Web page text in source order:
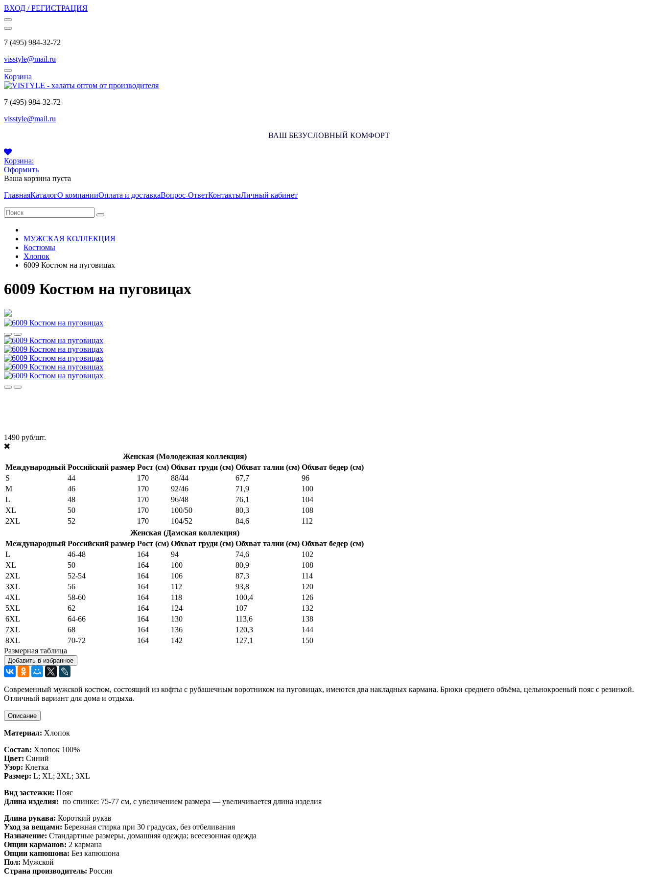
ВХОД / РЕГИСТРАЦИЯ
7 (495) 984-32-72
visstyle@mail.ru
Корзина
7 (495) 984-32-72
visstyle@mail.ru
ВАШ БЕЗУСЛОВНЫЙ КОМФОРТ
Корзина:
Оформить
Ваша корзина пуста
ГлавнаяКаталогО компанииОплата и доставкаВопрос-ОтветКонтактыЛичный кабинет
МУЖСКАЯ КОЛЛЕКЦИЯ
Костюмы
Хлопок
6009 Костюм на пуговицах
6009 Костюм на пуговицах
1490 руб/шт.
Женская (Молодежная коллекция)
Международный Российский размер Рост (см) Обхват груди (см) Обхват талии (см) Обхват бедер (см)
S
44 170 88/44 67,7
96
M
46 170 92/46 71,9
100
L
48 170 96/48 76,1
104
XL
50 170 100/50 80,3
108
2XL
52 170 104/52 84,6
112
Женская (Дамская коллекция)
Международный Российский размер Рост (см) Обхват груди (см) Обхват талии (см) Обхват бедер (см)
L
46-48 164 94 74,6
102
XL
50 164 100 80,9
108
2XL
52-54 164 106 87,3
114
3XL
56 164 112 93,8
120
4XL
58-60 164 118 100,4
126
5XL
62 164 124 107
132
6XL
64-66 164 130 113,6
138
7XL
68 164 136 120,3
144
8XL
70-72 164 142 127,1
150
Размерная таблица
Добавить в избранное
Современный мужской костюм, состоящий из кофты с рубашечным воротником на пуговицах, имеются два накладных кармана. Брюки среднего объёма, цельнокроеный пояс с резинкой.
Отличный вариант для дома и отдыха.
Описание
Материал: Хлопок
Состав: Хлопок 100%
Цвет: Синий
Узор: Клетка
Размер: L; XL; 2XL; 3XL
Вид застежки: Пояс
Длина изделия: по спинке: 75-77 см, с увеличением размера — увеличивается длина изделия
Длина рукава: Короткий рукав
Уход за вещами: Бережная стирка при 30 градусах, без отбеливания
Назначение: Стандартные размеры, домашняя одежда; всесезонная одежда
Опции карманов: 2 кармана
Опции капюшона: Без капюшона
Пол: Мужской
Страна производитель: Россия